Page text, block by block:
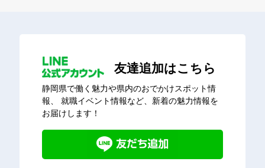
友達追加はこちら
静岡県で働く魅力や県内のおでかけスポット情
報、
就職イベント情報など、新着の魅力情報を
お届けします！